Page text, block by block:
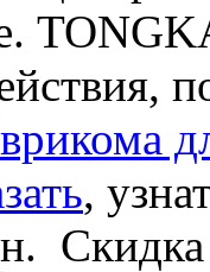
,